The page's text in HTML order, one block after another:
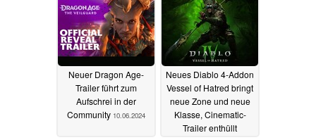
Neuer Dragon Age-
Trailer führt zum
Aufschrei in der
Community 10.06.2024
Neues Diablo 4-Addon
Vessel of Hatred bringt
neue Zone und neue
Klasse, Cinematic-
Trailer enthüllt